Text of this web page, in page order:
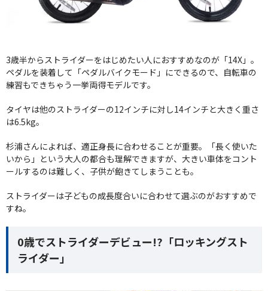
3歳半からストライダーをはじめたい人におすすめなのが「14X」。
ペダルを装着して「ペダルバイクモード」にできるので、自転車の
練習もできちゃう一挙両得モデルです。
タイヤは他のストライダーの12インチに対し14インチと大きく重さ
は6.5kg。
杉浦さんによれば、適正身長に合わせることが重要。「長く使いた
いから」という大人の都合も理解できますが、大きい車体をコント
ールするのは難しく、子供が飽きてしまうことも。
ストライダーは子どもの成長度合いに合わせて選ぶのがおすすめで
すね。
0歳でストライダーデビュー!?「ロッキングスト
ライダー」